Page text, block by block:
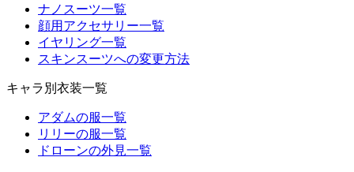
ナノスーツ一覧
顔用アクセサリー一覧
イヤリング一覧
スキンスーツへの変更方法
キャラ別衣装一覧
アダムの服一覧
リリーの服一覧
ドローンの外見一覧